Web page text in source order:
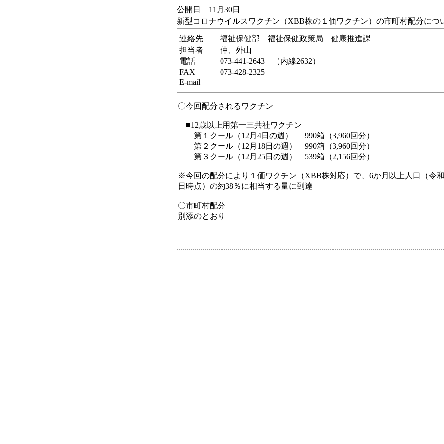
公開日 11月30日
新型コロナウイルスワクチン（XBB株の１価ワクチン）の市町村配分につ
連絡先
福祉保健部 福祉保健政策局 健康推進課
担当者
仲、外山
電話
073-441-2643 （内線2632）
FAX
073-428-2325
E-mail
〇今回配分されるワクチン
■12歳以上用第一三共社ワクチン
第１クール（12月4日の週） 990箱（3,960回分）
第２クール（12月18日の週） 990箱（3,960回分）
第３クール（12月25日の週） 539箱（2,156回分）
※今回の配分により１価ワクチン（XBB株対応）で、6か月以上人口（令和
日時点）の約38％に相当する量に到達
〇市町村配分
別添のとおり